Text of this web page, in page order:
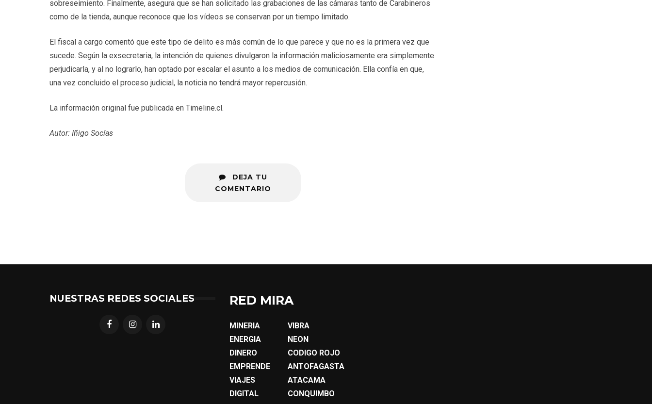
sobreseimiento. Finalmente, asegura que se han solicitado las grabaciones de las cámaras tanto de Carabineros
como de la tienda, aunque reconoce que los vídeos se conservan por un tiempo limitado.
El fiscal a cargo comentó que este tipo de delito es más común de lo que parece y que no es la primera vez que
sucede. Según la exsecretaria, la intención de quienes divulgaron la información maliciosamente era simplemente
perjudicarla, y al no lograrlo, han optado por escalar el asunto a los medios de comunicación. Ella confía en que,
una vez concluido el proceso judicial, la noticia no tendrá mayor repercusión.
La información original fue publicada en Timeline.cl.
Autor: Iñigo Socías
DEJA TU
COMENTARIO
NUESTRAS REDES SOCIALES RED MIRA
MINERIA
ENERGIA
DINERO
EMPRENDE
VIAJES
DIGITAL
VIBRA
NEON
CODIGO ROJO
ANTOFAGASTA
ATACAMA
CONQUIMBO